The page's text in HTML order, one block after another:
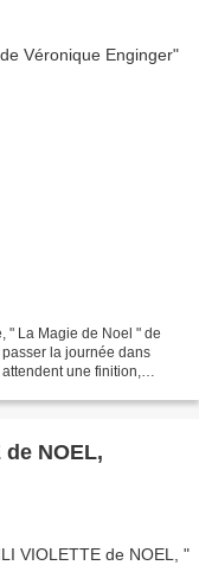
" La Magie de Noel " de
la journée dans
une finition,
NOEL,